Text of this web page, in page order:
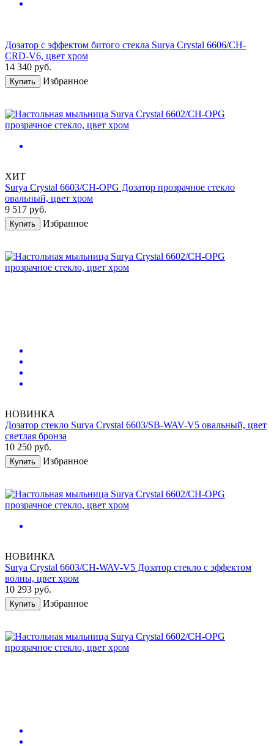
Дозатор с эффектом битого стекла Surya Crystal 6606/CH-
CRD-V6, цвет хром
14 340 руб.
Купить Избранное
ХИТ
Surya Crystal 6603/CH-OPG Дозатор прозрачное стекло
овальный, цвет хром
9 517 руб.
Купить Избранное
НОВИНКА
Дозатор стекло Surya Crystal 6603/SB-WAV-V5 овальный, цвет
светлая бронза
10 250 руб.
Купить Избранное
НОВИНКА
Surya Crystal 6603/CH-WAV-V5 Дозатор стекло с эффектом
волны, цвет хром
10 293 руб.
Купить Избранное